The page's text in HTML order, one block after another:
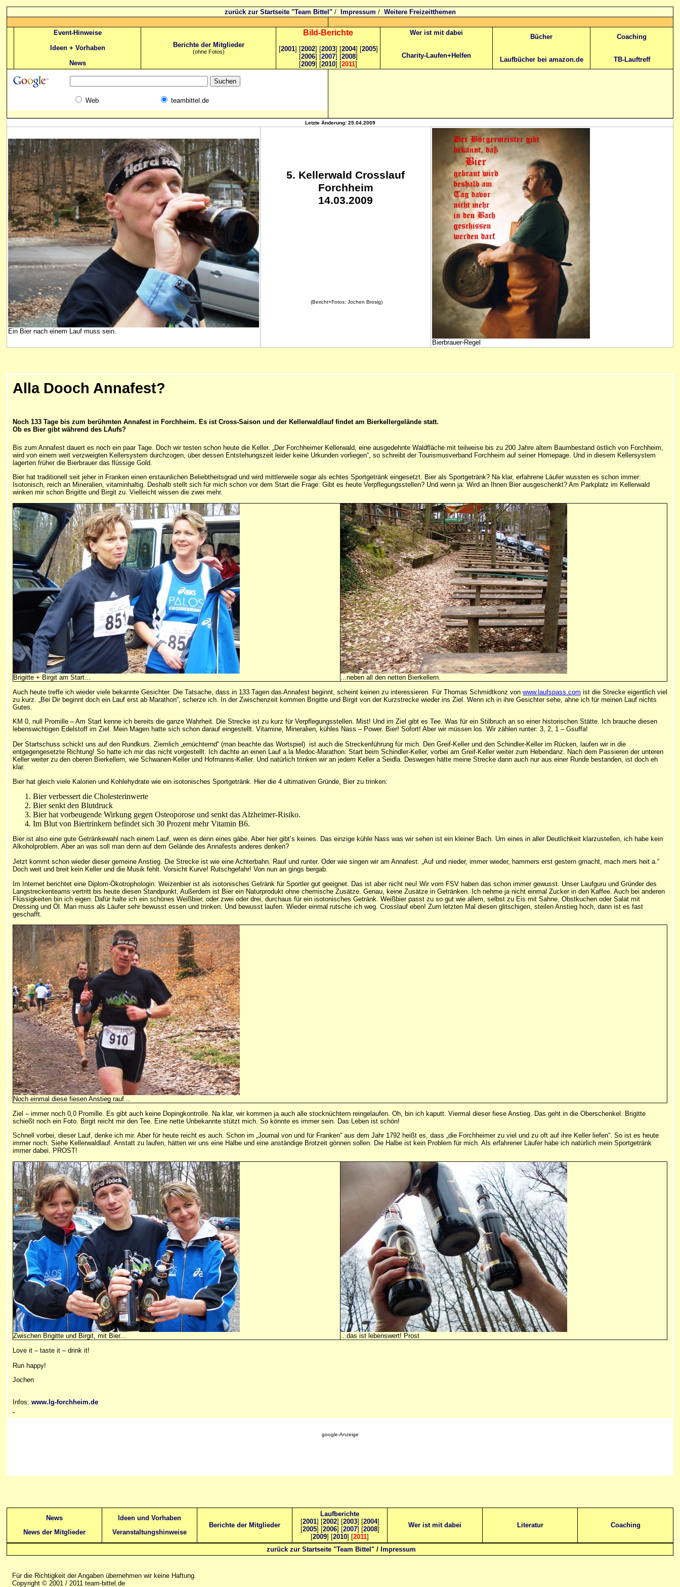
zurück zur Startseite "Team Bittel"/ Impressum / Weitere Freizeitthemen
Event-Hinweise
Ideen + Vorhaben
News
Berichte der Mitglieder
(ohne Fotos)
Bild-Berichte
[2001] [2002] [2003] [2004] [2005]
[2006] [2007] [2008]
[2009] [2010] [2011]
Wer ist mit dabei
Charity-Laufen+Helfen
Bücher
Laufbücher bei amazon.de
Coaching
TB-Lauftreff
Web teambittel.de
Letzte Änderung: 25.04.2009
Ein Bier nach einem Lauf muss sein.
5. Kellerwald Crosslauf
Forchheim
14.03.2009
(Bericht+Fotos: Jochen Brosig)
Bierbrauer-Regel
Alla Dooch Annafest?
Noch 133 Tage bis zum berühmten Annafest in Forchheim. Es ist Cross-Saison und der Kellerwaldlauf findet am Bierkellergelände statt.
Ob es Bier gibt während des LAufs?
Bis zum Annafest dauert es noch ein paar Tage. Doch wir testen schon heute die Keller. „Der Forchheimer Kellerwald, eine ausgedehnte Waldfläche mit teilweise bis zu 200 Jahre altem Baumbestand östlich von Forchheim,
wird von einem weit verzweigten Kellersystem durchzogen, über dessen Entstehungszeit leider keine Urkunden vorliegen“, so schreibt der Tourismusverband Forchheim auf seiner Homepage. Und in diesem Kellersystem
lagerten früher die Bierbrauer das flüssige Gold.
Bier hat traditionell seit jeher in Franken einen erstaunlichen Beliebtheitsgrad und wird mittlerweile sogar als echtes Sportgetränk eingesetzt. Bier als Sportgetränk? Na klar, erfahrene Läufer wussten es schon immer:
Isotonisch, reich an Mineralien, vitaminhaltig. Deshalb stellt sich für mich schon vor dem Start die Frage: Gibt es heute Verpflegungsstellen? Und wenn ja: Wird an Ihnen Bier ausgeschenkt? Am Parkplatz im Kellerwald
winken mir schon Brigitte und Birgit zu. Vielleicht wissen die zwei mehr.
Brigitte + Birgit am Start...
...neben all den netten Bierkellern.
Auch heute treffe ich wieder viele bekannte Gesichter. Die Tatsache, dass in 133 Tagen das Annafest beginnt, scheint keinen zu interessieren. Für Thomas Schmidtkonz von www.laufspass.com ist die Strecke eigentlich viel
zu kurz. „Bei Dir beginnt doch ein Lauf erst ab Marathon“, scherze ich. In der Zwischenzeit kommen Brigitte und Birgit von der Kurzstrecke wieder ins Ziel. Wenn ich in ihre Gesichter sehe, ahne ich für meinen Lauf nichts
Gutes.
KM 0, null Promille – Am Start kenne ich bereits die ganze Wahrheit. Die Strecke ist zu kurz für Verpflegungsstellen. Mist! Und im Ziel gibt es Tee. Was für ein Stilbruch an so einer historischen Stätte. Ich brauche diesen
lebenswichtigen Edelstoff im Ziel. Mein Magen hatte sich schon darauf eingestellt. Vitamine, Mineralien, kühles Nass – Power. Bier! Sofort! Aber wir müssen los. Wir zählen runter: 3, 2, 1 – Gsuffa!
Der Startschuss schickt uns auf den Rundkurs. Ziemlich „ernüchternd“ (man beachte das Wortspiel) ist auch die Streckenführung für mich. Den Greif-Keller und den Schindler-Keller im Rücken, laufen wir in die
entgegengesetzte Richtung! So hatte ich mir das nicht vorgestellt. Ich dachte an einen Lauf a la Medoc-Marathon: Start beim Schindler-Keller, vorbei am Greif-Keller weiter zum Hebendanz. Nach dem Passieren der unteren
Keller weiter zu den oberen Bierkellern, wie Schwanen-Keller und Hofmanns-Keller. Und natürlich trinken wir an jedem Keller a Seidla. Deswegen hätte meine Strecke dann auch nur aus einer Runde bestanden, ist doch eh
klar.
Bier hat gleich viele Kalorien und Kohlehydrate wie ein isotonisches Sportgetränk. Hier die 4 ultimativen Gründe, Bier zu trinken:
Bier verbessert die Cholesterinwerte
Bier senkt den Blutdruck
Bier hat vorbeugende Wirkung gegen Osteoporose und senkt das Alzheimer-Risiko.
Im Blut von Biertrinkern befindet sich 30 Prozent mehr Vitamin B6.
Bier ist also eine gute Getränkewahl nach einem Lauf, wenn es denn eines gäbe. Aber hier gibt’s keines. Das einzige kühle Nass was wir sehen ist ein kleiner Bach. Um eines in aller Deutlichkeit klarzustellen, ich habe kein
Alkoholproblem. Aber an was soll man denn auf dem Gelände des Annafests anderes denken?
Jetzt kommt schon wieder dieser gemeine Anstieg. Die Strecke ist wie eine Achterbahn. Rauf und runter. Oder wie singen wir am Annafest: „Auf und nieder, immer wieder, hammers erst gestern gmacht, mach mers heit a.“
Doch weit und breit kein Keller und die Musik fehlt. Vorsicht Kurve! Rutschgefahr! Von nun an gings bergab.
Im Internet berichtet eine Diplom-Ökotrophologin: Weizenbier ist als isotonisches Getränk für Sportler gut geeignet. Das ist aber nicht neu! Wir vom FSV haben das schon immer gewusst. Unser Laufguru und Gründer des
Langstreckenteams vertritt bis heute diesen Standpunkt. Außerdem ist Bier ein Naturprodukt ohne chemische Zusätze. Genau, keine Zusätze in Getränken. Ich nehme ja nicht einmal Zucker in den Kaffee. Auch bei anderen
Flüssigkeiten bin ich eigen. Dafür halte ich ein schönes Weißbier, oder zwei oder drei, durchaus für ein isotonisches Getränk. Weißbier passt zu so gut wie allem, selbst zu Eis mit Sahne, Obstkuchen oder Salat mit
Dressing und Öl. Man muss als Läufer sehr bewusst essen und trinken. Und bewusst laufen. Wieder einmal rutsche ich weg. Crosslauf eben! Zum letzten Mal diesen glitschigen, steilen Anstieg hoch, dann ist es fast
geschafft.
Noch einmal diese fiesen Anstieg rauf...
Ziel – immer noch 0,0 Promille. Es gibt auch keine Dopingkontrolle. Na klar, wir kommen ja auch alle stocknüchtern reingelaufen. Oh, bin ich kaputt. Viermal dieser fiese Anstieg. Das geht in die Oberschenkel. Brigitte
schießt noch ein Foto. Birgit reicht mir den Tee. Eine nette Unbekannte stützt mich. So könnte es immer sein. Das Leben ist schön!
Schnell vorbei, dieser Lauf, denke ich mir. Aber für heute reicht es auch. Schon im „Journal von und für Franken“ aus dem Jahr 1792 heißt es, dass „die Forchheimer zu viel und zu oft auf ihre Keller liefen“. So ist es heute
immer noch. Siehe Kellerwaldlauf. Anstatt zu laufen, hätten wir uns eine Halbe und eine anständige Brotzeit gönnen sollen. Die Halbe ist kein Problem für mich. Als erfahrener Läufer habe ich natürlich mein Sportgetränk
immer dabei. PROST!
Zwischen Brigitte und Birgit, mit Bier...
...das ist lebenswert! Prost
Love it – taste it – drink it!
Run happy!
Jochen
Infos: www.lg-forchheim.de
google-Anzeige
News
News der Mitglieder
Ideen und Vorhaben
Veranstaltungshinweise
Berichte der Mitglieder
Laufberichte
[2001] [2002] [2003] [2004]
[2005] [2006] [2007] [2008]
[2009] [2010] [2011]
Wer ist mit dabei Literatur Coaching
zurück zur Startseite "Team Bittel"/ Impressum
Für die Richtigkeit der Angaben übernehmen wir keine Haftung.
Copyright © 2001 / 2011 team-bittel.de